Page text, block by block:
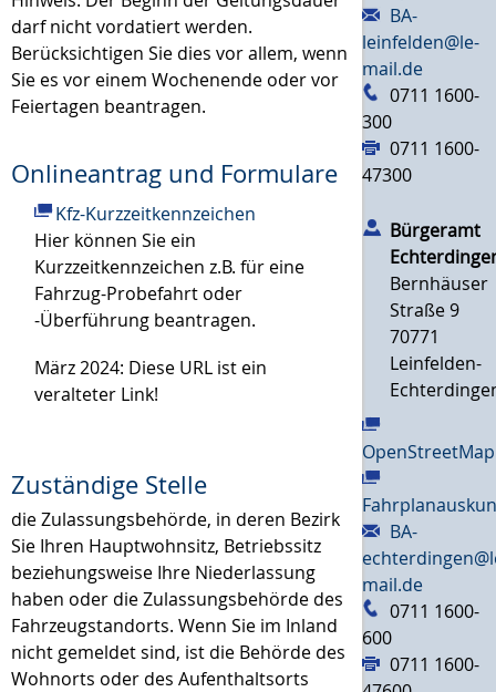
darf nicht vordatiert werden.
Berücksichtigen Sie dies vor allem, wenn
Sie es vor einem Wochenende oder vor
Feiertagen beantragen.
Onlineantrag und Formulare
Kfz-Kurzzeitkennzeichen
Hier können Sie ein
Kurzzeitkennzeichen z.B. für eine
Fahrzug-Probefahrt oder
-Überführung beantragen.
März 2024: Diese URL ist ein
veralteter Link!
Zuständige Stelle
die Zulassungsbehörde, in deren Bezirk
Sie Ihren Hauptwohnsitz, Betriebssitz
beziehungsweise Ihre Niederlassung
haben oder die Zulassungsbehörde des
Fahrzeugstandorts. Wenn Sie im Inland
nicht gemeldet sind, ist die Behörde des
Wohnorts oder des Aufenthaltsorts
BA-
leinfelden@le-
mail.de
0711 1600-
300
0711 1600-
47300
Bürgeramt
Bernhäuser
Straße 9
70771
Leinfelden-
OpenStreetMap
BA-
mail.de
0711 1600-
600
0711 1600-